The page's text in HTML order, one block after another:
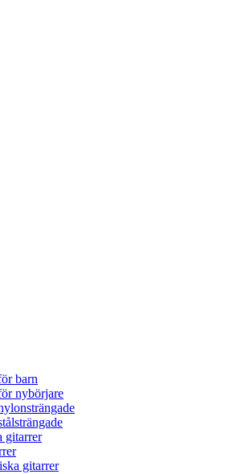
barn
nybörjare
gitarrer
gitarrer